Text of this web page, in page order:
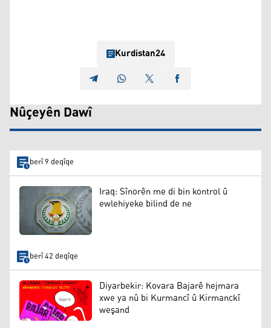
Kurdistan24
Nûçeyên Dawî
berî 9 deqîqe
Iraq: Sînorên me di bin kontrol û
ewlehiyeke bilind de ne
berî 42 deqîqe
Diyarbekir: Kovara Bajarê hejmara
xwe ya nû bi Kurmancî û Kirmanckî
weşand